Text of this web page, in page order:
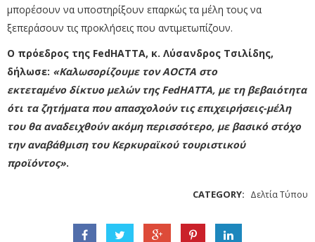
μπορέσουν να υποστηρίξουν επαρκώς τα μέλη τους να
ξεπεράσουν τις προκλήσεις που αντιμετωπίζουν.
Ο πρόεδρος της FedHATΤΑ, κ. Λύσανδρος Τσιλίδης,
δήλωσε: «Καλωσορίζουμε τον AOCTA στο
εκτεταμένο δίκτυο μελών της FedHATTA, με τη βεβαιότητα
ότι τα ζητήματα που απασχολούν τις επιχειρήσεις-μέλη
του θα αναδειχθούν ακόμη περισσότερο, με βασικό στόχο
την αναβάθμιση του Κερκυραϊκού τουριστικού
προϊόντος».
CATEGORY: Δελτία Τύπου